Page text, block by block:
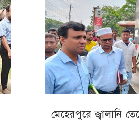
মেহেরপুরে জ্বালানি